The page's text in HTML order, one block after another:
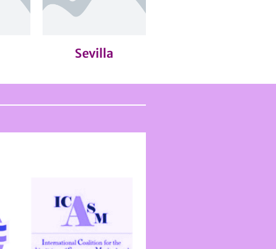
Sevilla